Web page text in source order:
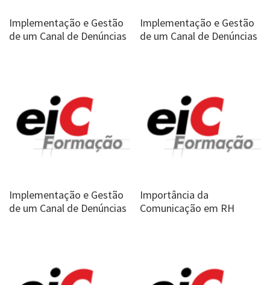
Implementação e Gestão
de um Canal de Denúncias
Implementação e Gestão
de um Canal de Denúncias
Implementação e Gestão
de um Canal de Denúncias
Importância da
Comunicação em RH